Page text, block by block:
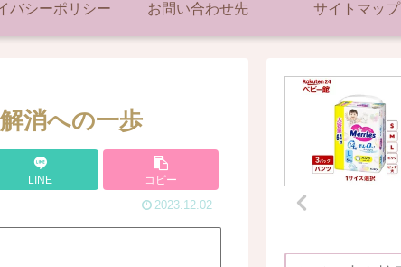
バシーポリシー お問い合わせ先 サイトマップ
消への一歩
LINE コピー
2023.12.02